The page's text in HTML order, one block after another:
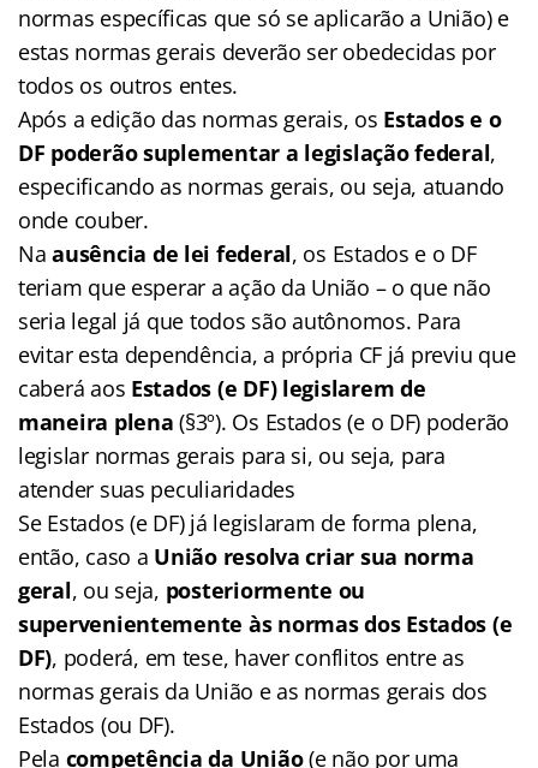
normas específicas que só se aplicarão a União) e
estas normas gerais deverão ser obedecidas por
todos os outros entes.
Após a edição das normas gerais, os Estados e o
DF poderão suplementar a legislação federal,
especificando as normas gerais, ou seja, atuando
onde couber.
Naausência de lei federal, os Estados e o DF
teriam que esperar a ação da União – o que não
seria legal já que todos são autônomos. Para
evitar esta dependência, a própria CF já previu que
caberá aos Estados (e DF) legislarem de
maneira plena (§3º). Os Estados (e o DF) poderão
legislar normas gerais para si, ou seja, para
atender suas peculiaridades
Se Estados (e DF) já legislaram de forma plena,
então, caso a União resolva criar sua norma
geral, ou seja, posteriormente ou
supervenientemente às normas dos Estados (e
DF), poderá, em tese, haver conflitos entre as
normas gerais da União e as normas gerais dos
Estados (ou DF).
Pela competência da União(e não por uma